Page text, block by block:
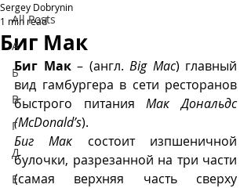
All Posts
А
Б
В
Г
Д
Е
Биг Мак
Sergey Dobrynin
1 min read
Биг Мак – (англ. Big Mac) главный
вид гамбургера в сети ресторанов
быстрого питания Мак Дональдс
(McDonald’s).
Биг Мак состоит изпшеничной
булочки, разрезанной на три части
(самая верхняя часть сверху